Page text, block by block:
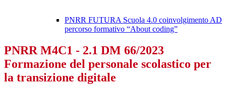
PNRR FUTURA Scuola 4.0 coinvolgimento AD
percorso formativo “About coding”
PNRR M4C1 - 2.1 DM 66/2023
Formazione del personale scolastico per
la transizione digitale